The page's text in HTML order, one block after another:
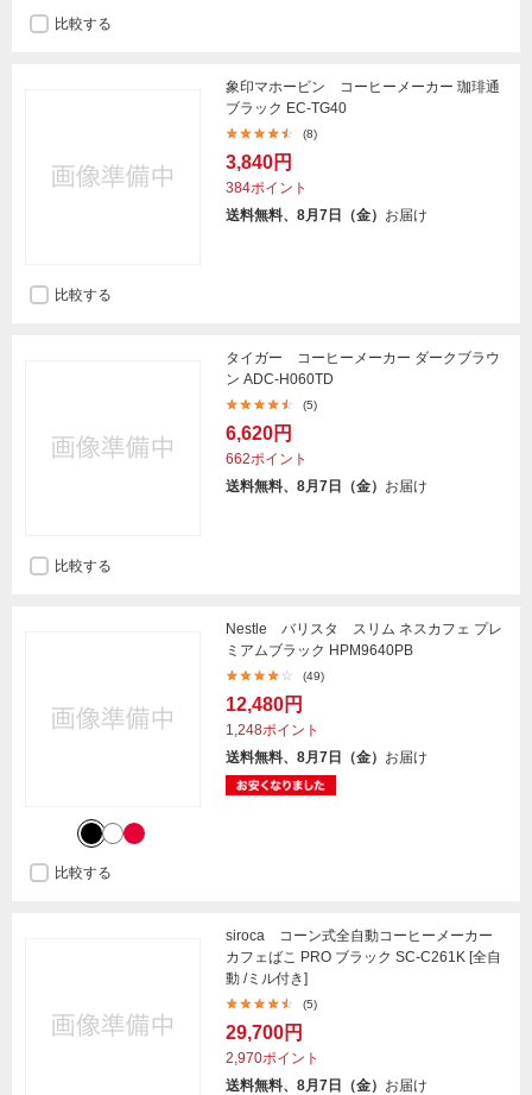
比較する
象印マホービン コーヒーメーカー 珈琲通
ブラック EC-TG40
(8)
3,840円
384ポイント
送料無料、8月7日（金） お届け
比較する
タイガー コーヒーメーカー ダークブラウ
ン ADC-H060TD
(5)
6,620円
662ポイント
送料無料、8月7日（金） お届け
比較する
Nestle バリスタ スリム ネスカフェ プレ
ミアムブラック HPM9640PB
(49)
12,480円
1,248ポイント
送料無料、8月7日（金） お届け
比較する
siroca コーン式全自動コーヒーメーカー
カフェばこ PRO ブラック SC-C261K [全自
動 /ミル付き]
(5)
29,700円
2,970ポイント
送料無料、8月7日（金） お届け